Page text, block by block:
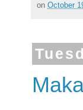
on October